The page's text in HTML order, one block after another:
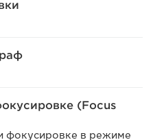
(Focus
фокусировке в режиме